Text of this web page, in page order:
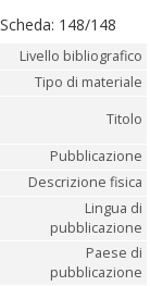
Scheda: 148/148
Livello bibliografico
Tipo di materiale
Titolo
Pubblicazione
Descrizione fisica
Lingua di
pubblicazione
Paese di
pubblicazione